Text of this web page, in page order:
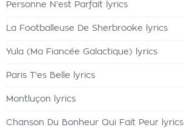
Personne N'est Parfait lyrics
La Footballeuse De Sherbrooke lyrics
Yula (Ma Fiancée Galactique) lyrics
Paris T'es Belle lyrics
Montluçon lyrics
Chanson Du Bonheur Qui Fait Peur lyrics